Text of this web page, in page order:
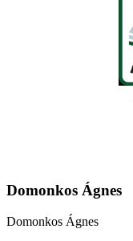
Domonkos Ágnes
Domonkos Ágnes